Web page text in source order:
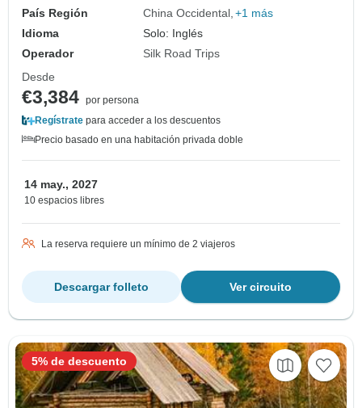
País Región
China Occidental +1 más
Idioma
Solo: Inglés
Operador
Silk Road Trips
Desde
€3,384 por persona
Regístrate para acceder a los descuentos
Precio basado en una habitación privada doble
14 may., 2027
10 espacios libres
La reserva requiere un mínimo de 2 viajeros
Ver circuito
Descargar folleto
5% de descuento